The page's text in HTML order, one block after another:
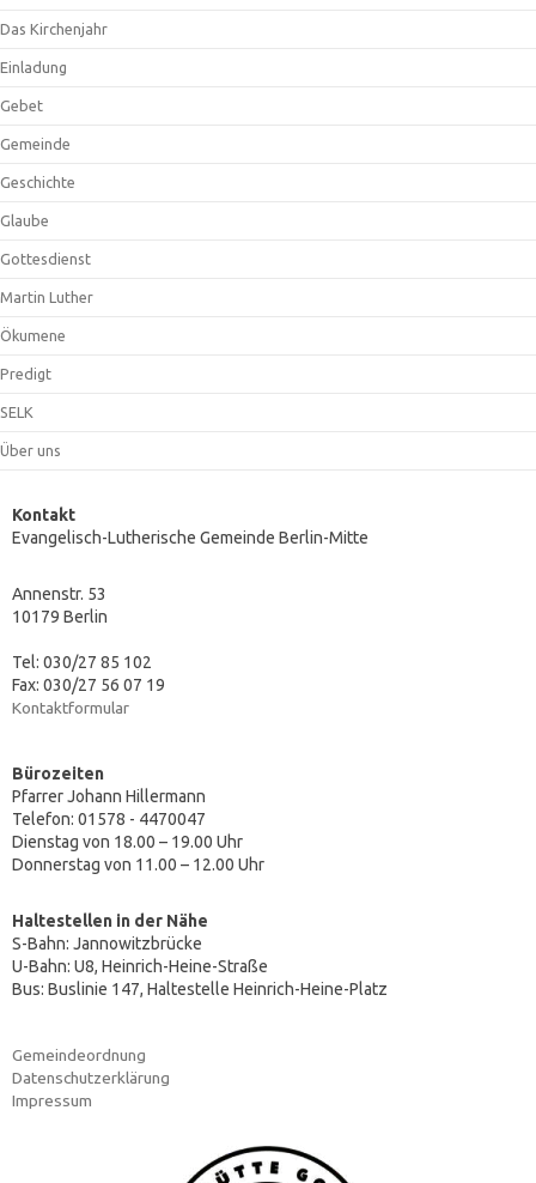
Das Kirchenjahr
Einladung
Gebet
Gemeinde
Geschichte
Glaube
Gottesdienst
Martin Luther
Ökumene
Predigt
SELK
Über uns
Kontakt
Evangelisch-Lutherische Gemeinde Berlin-Mitte
Annenstr. 53
10179 Berlin
Tel: 030/27 85 102
Fax: 030/27 56 07 19
Kontaktformular
Bürozeiten
Pfarrer Johann Hillermann
Telefon: 01578 - 4470047
Dienstag von 18.00 – 19.00 Uhr
Donnerstag von 11.00 – 12.00 Uhr
Haltestellen in der Nähe
S-Bahn: Jannowitzbrücke
U-Bahn: U8, Heinrich-Heine-Straße
Bus: Buslinie 147, Haltestelle Heinrich-Heine-Platz
Gemeindeordnung
Datenschutzerklärung
Impressum